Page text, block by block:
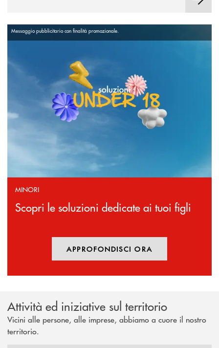
Messaggio pubblicitario con finalità promozionale.
MINORI
Scopri le soluzioni dedicate ai tuoi figli
APPROFONDISCI ORA
Attività ed iniziative sul territorio
Vicini alle persone, alle imprese, abbiamo a cuore il nostro
territorio.